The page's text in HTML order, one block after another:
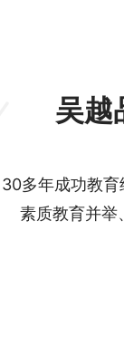
吴越
30多年成功教
素质教育并举